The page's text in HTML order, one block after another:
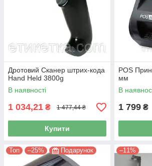
Дротовий Сканер штрих-кода
Hand Held 3800g
В наявності
1 034,21 ₴ 1 477,44 ₴
Купити
POS
мм
В
1 799 ₴
Топ –25% Подарунок –11%